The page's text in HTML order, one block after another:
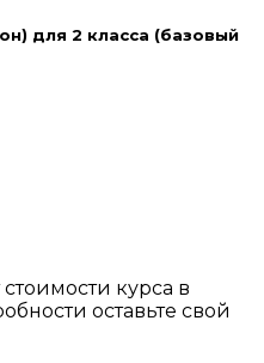
для 2 класса (базовый
курса в
оставьте свой